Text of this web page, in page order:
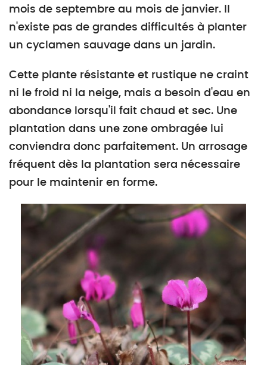
mois de septembre au mois de janvier. Il
n'existe pas de grandes difficultés à planter
un cyclamen sauvage dans un jardin.
Cette plante résistante et rustique ne craint
ni le froid ni la neige, mais a besoin d'eau en
abondance lorsqu'il fait chaud et sec. Une
plantation dans une zone ombragée lui
conviendra donc parfaitement. Un arrosage
fréquent dès la plantation sera nécessaire
pour le maintenir en forme.